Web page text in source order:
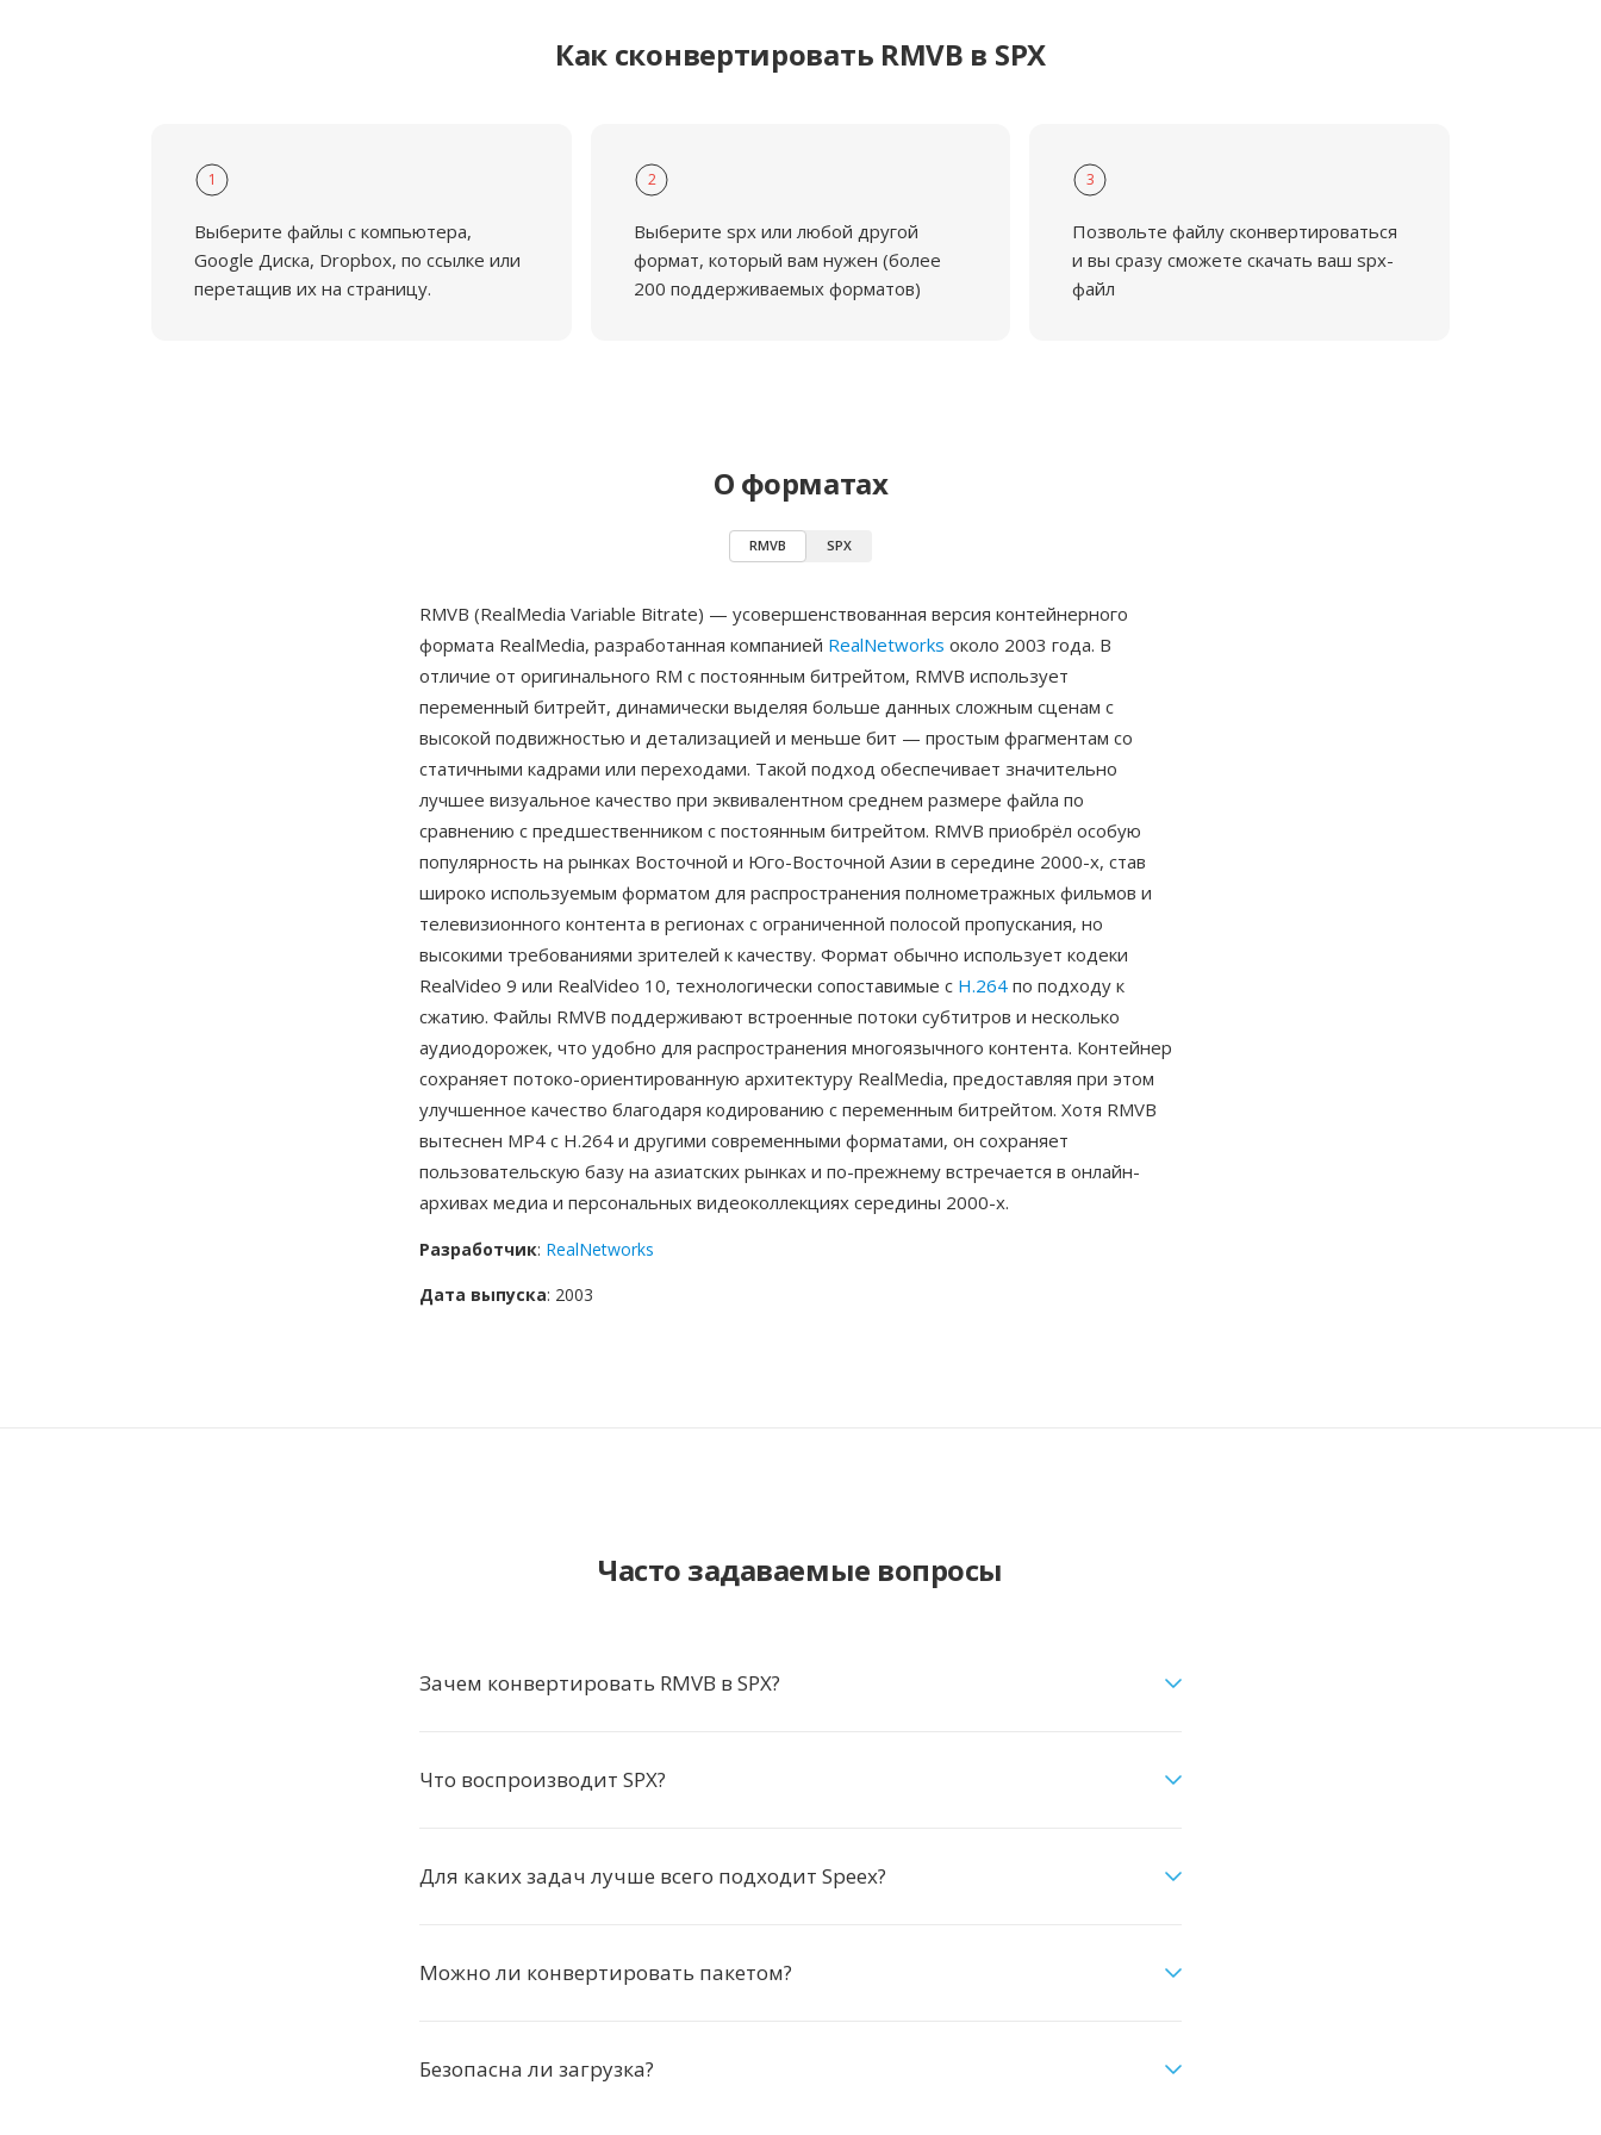
Как сконвертировать RMVB в SPX
1
Выберите файлы с компьютера,
Google Диска, Dropbox, по ссылке или
перетащив их на страницу.
2
Выберите spx или любой другой
формат, который вам нужен (более
200 поддерживаемых форматов)
3
Позвольте файлу сконвертироваться
и вы сразу сможете скачать ваш spx-
файл
О форматах
RMVB SPX
RMVB (RealMedia Variable Bitrate) — усовершенствованная версия контейнерного
формата RealMedia, разработанная компанией RealNetworks около 2003 года. В
отличие от оригинального RM с постоянным битрейтом, RMVB использует
переменный битрейт, динамически выделяя больше данных сложным сценам с
высокой подвижностью и детализацией и меньше бит — простым фрагментам со
статичными кадрами или переходами. Такой подход обеспечивает значительно
лучшее визуальное качество при эквивалентном среднем размере файла по
сравнению с предшественником с постоянным битрейтом. RMVB приобрёл особую
популярность на рынках Восточной и Юго-Восточной Азии в середине 2000-х, став
широко используемым форматом для распространения полнометражных фильмов и
телевизионного контента в регионах с ограниченной полосой пропускания, но
высокими требованиями зрителей к качеству. Формат обычно использует кодеки
RealVideo 9 или RealVideo 10, технологически сопоставимые с H.264 по подходу к
сжатию. Файлы RMVB поддерживают встроенные потоки субтитров и несколько
аудиодорожек, что удобно для распространения многоязычного контента. Контейнер
сохраняет потоко-ориентированную архитектуру RealMedia, предоставляя при этом
улучшенное качество благодаря кодированию с переменным битрейтом. Хотя RMVB
вытеснен MP4 с H.264 и другими современными форматами, он сохраняет
пользовательскую базу на азиатских рынках и по-прежнему встречается в онлайн-
архивах медиа и персональных видеоколлекциях середины 2000-х.
Разработчик: RealNetworks
Дата выпуска: 2003
Часто задаваемые вопросы
Зачем конвертировать RMVB в SPX?
Что воспроизводит SPX?
Для каких задач лучше всего подходит Speex?
Можно ли конвертировать пакетом?
Безопасна ли загрузка?